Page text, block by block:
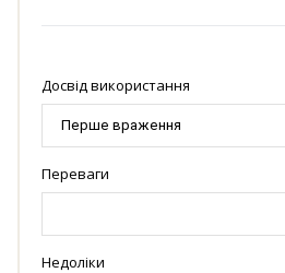
Досвід використання
Переваги
Недоліки